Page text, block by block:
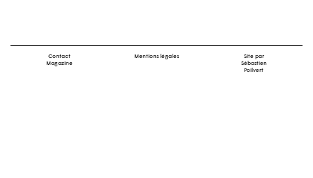
Contact
Magazine
Mentions légales
Site par
Sébastien
Poilvert